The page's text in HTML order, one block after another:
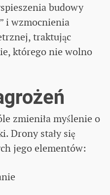
budowy
i wzmocnienia
traktując
którego nie wolno
zmieniła myślenie o
Drony stały się
jego elementów: